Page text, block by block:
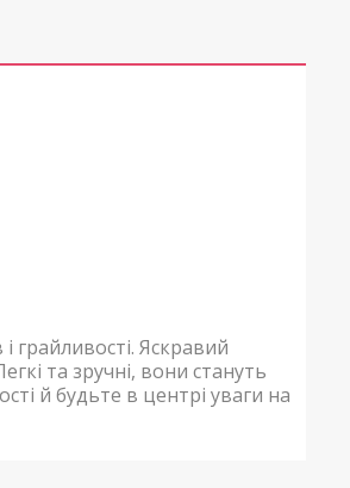
грайливості. Яскравий
та зручні, вони стануть
й будьте в центрі уваги на